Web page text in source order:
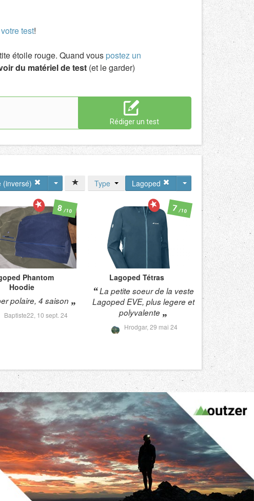
test!
étoile rouge. Quand vous postez un
du matériel de test (et le garder)
Rédiger un test
(inversé) Lagoped
Type
Phantom
Hoodie
polaire, 4 saison
Baptiste22, 10 sept. 24
8/10
Lagoped Tétras
La petite soeur de la veste
Lagoped EVE, plus legere et
polyvalente
Hrodgar,29 mai 24
7/10